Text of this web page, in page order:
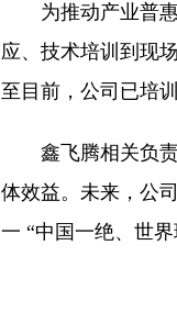
为推动产业普
应、技术培训到现
至目前，公司已培
鑫飞腾相关负
体效益。未来，公
一 “中国一绝、世